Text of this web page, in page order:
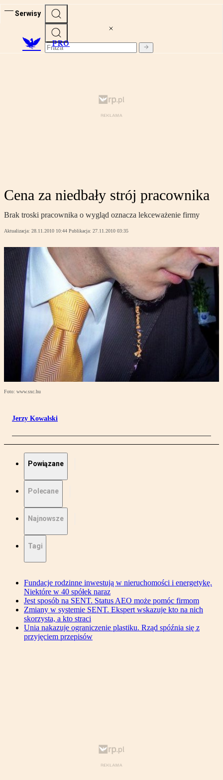
Serwisy
PRO
Cena za niedbały strój pracownika
Brak troski pracownika o wygląd oznacza lekceważenie firmy
Aktualizacja: 28.11.2010 10:44 Publikacja: 27.11.2010 03:35
Foto: www.sxc.hu
Jerzy Kowalski
Powiązane
Polecane
Najnowsze
Tagi
Fundacje rodzinne inwestują w nieruchomości i energetykę.
Niektóre w 40 spółek naraz
Jest sposób na SENT. Status AEO może pomóc firmom
Zmiany w systemie SENT. Ekspert wskazuje kto na nich
skorzysta, a kto straci
Unia nakazuje ograniczenie plastiku. Rząd spóźnia się z
przyjęciem przepisów